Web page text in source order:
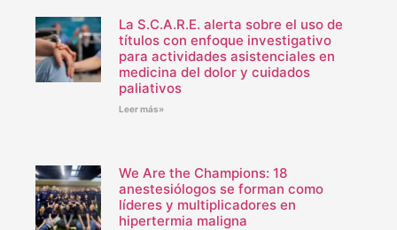
La S.C.A.R.E. alerta sobre el uso de
títulos con enfoque investigativo
para actividades asistenciales en
medicina del dolor y cuidados
paliativos
Leer más»
We Are the Champions: 18
anestesiólogos se forman como
líderes y multiplicadores en
hipertermia maligna